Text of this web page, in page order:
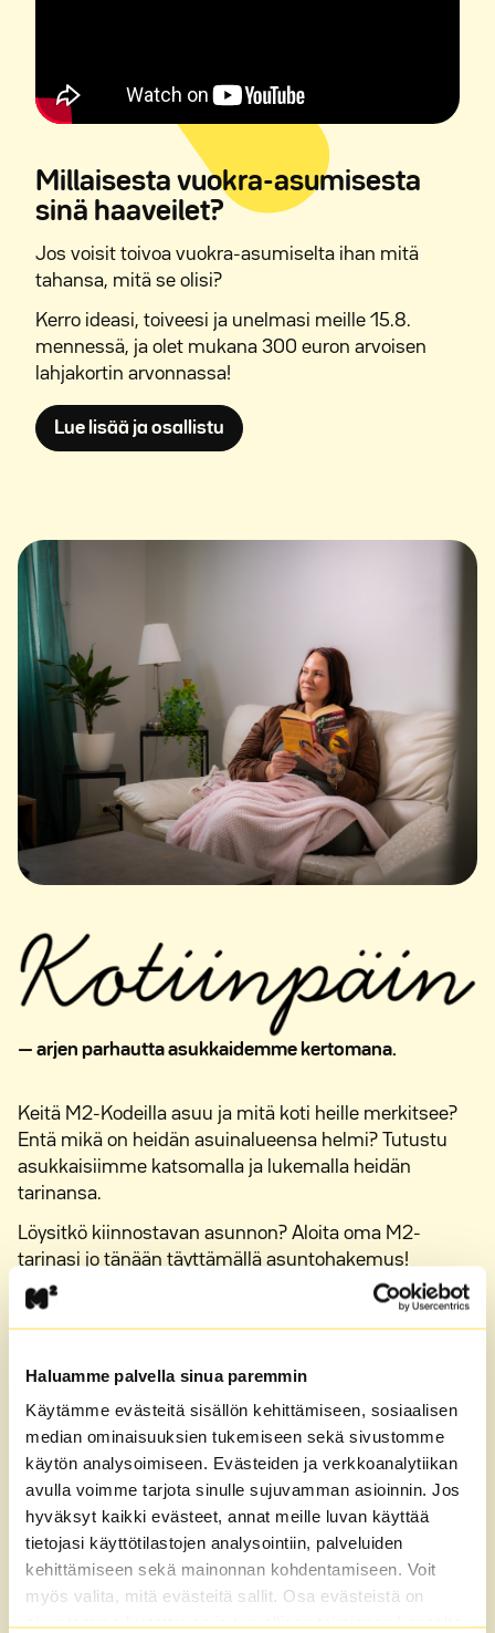
Haluamme palvella sinua paremmin
Käytämme evästeitä sisällön kehittämiseen, sosiaalisen
median ominaisuuksien tukemiseen sekä sivustomme
käytön analysoimiseen. Evästeiden ja verkkoanalytiikan
avulla voimme tarjota sinulle sujuvamman asioinnin. Jos
hyväksyt kaikki evästeet, annat meille luvan käyttää
tietojasi käyttötilastojen analysointiin, palveluiden
kehittämiseen sekä mainonnan kohdentamiseen. Voit
myös valita, mitä evästeitä sallit. Osa evästeistä on
sivustomme luotettavan ja turvallisen toiminnan kannalta
Millaisesta vuokra-asumisesta
sinä haaveilet?
Jos voisit toivoa vuokra-asumiselta ihan mitä
tahansa, mitä se olisi?
Kerro ideasi, toiveesi ja unelmasi meille 15.8.
mennessä, ja olet mukana 300 euron arvoisen
lahjakortin arvonnassa!
Lue lisää ja osallistu Avautuu uuteen ikkunaan
— arjen parhautta asukkaidemme kertomana.
Keitä M2-Kodeilla asuu ja mitä koti heille merkitsee?
Entä mikä on heidän asuinalueensa helmi? Tutustu
asukkaisiimme katsomalla ja lukemalla heidän
tarinansa.
Löysitkö kiinnostavan asunnon? Aloita oma M2-
tarinasi jo tänään täyttämällä asuntohakemus!
Ajankohtaista